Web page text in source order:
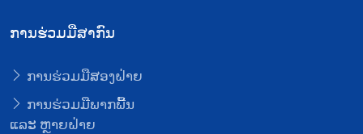
ການຮ່ວມມືສາກົນ
ການຮ່ວມມືສອງຝ່າຍ
ການຮ່ວມມືພາກພື້ນ
ແລະ ຫຼາຍຝ່າຍ